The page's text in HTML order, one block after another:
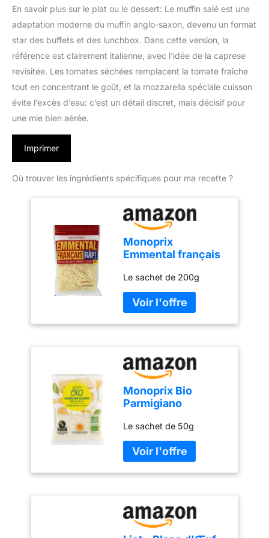
En savoir plus sur le plat ou le dessert: Le muffin salé est une
adaptation moderne du muffin anglo-saxon, devenu un format
star des buffets et des lunchbox. Dans cette version, la
référence est clairement italienne, avec l’idée de la caprese
revisitée. Les tomates séchées remplacent la tomate fraîche
tout en concentrant le goût, et la mozzarella spéciale cuisson
évite l’excès d’eau: c’est un détail discret, mais décisif pour
une mie bien aérée.
Imprimer
Où trouver les ingrédients spécifiques pour ma recette ?
Monoprix
Emmental français
200g
Le sachet de 200g
Monoprix Bio
Parmigiano
AOP - Le sachet de
50g
Le sachet de 50g